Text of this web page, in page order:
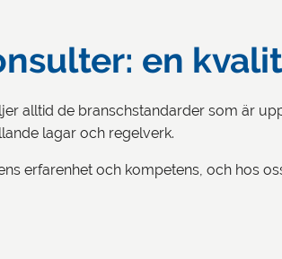
en
alltid de branschstandarder som är
lagar och regelverk.
erfarenhet och kompetens, och hos